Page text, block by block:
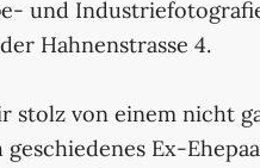
und
Hahnenstrasse 4.
von einem nicht
Ex-